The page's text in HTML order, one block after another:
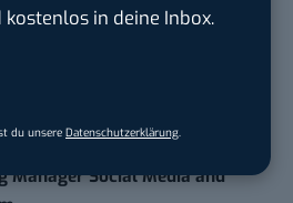
in deine Inbox.
du unsere Datenschutzerklärung
Manager Social Media and